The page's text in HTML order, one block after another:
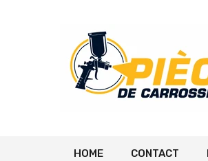
HOME CONTACT